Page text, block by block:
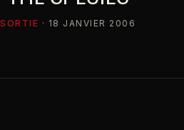
· 18 JANVIER 2006